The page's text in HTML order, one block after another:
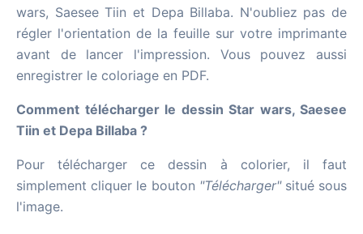
wars, Saesee Tiin et Depa Billaba. N'oubliez pas de
régler l'orientation de la feuille sur votre imprimante
avant de lancer l'impression. Vous pouvez aussi
enregistrer le coloriage en PDF.
Comment télécharger le dessin Star wars, Saesee
Tiin et Depa Billaba ?
Pour télécharger ce dessin à colorier, il faut
simplement cliquer le bouton "Télécharger"situé sous
l'image.